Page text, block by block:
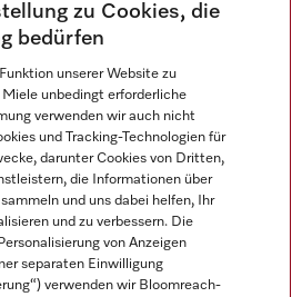
zu Cookies, die
bedürfen
unserer Website zu
unbedingt erforderliche
verwenden wir auch nicht
und Tracking-Technologien für
darunter Cookies von Dritten,
die Informationen über
und uns dabei helfen, Ihr
und zu verbessern. Die
von Anzeigen
separaten Einwilligung
verwenden wir Bloomreach-